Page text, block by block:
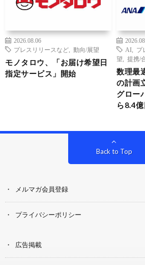
2026.08.06
プレスリリースなど
動向/展望
モノタロウ、「お届け希望日
指定サービス」開始
AI
プ
望
提携/
数理最
の計画
グロー
ら8.4
Back to Top
メルマガ会員登録
プライバシーポリシー
広告掲載